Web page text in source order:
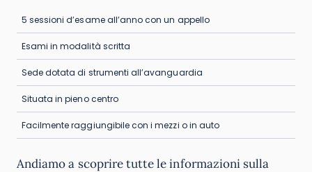
5 sessioni d’esame all’anno con un appello
Esami in modalità scritta
Sede dotata di strumenti all’avanguardia
Situata in pieno centro
Facilmente raggiungibile con i mezzi o in auto
Andiamo a scoprire tutte le informazioni sulla